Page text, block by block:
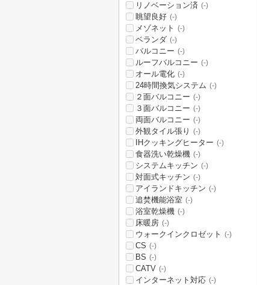
リノベーション済 (-)
眺望良好 (-)
メゾネット (-)
ベランダ (-)
バルコニー (-)
ルーフバルコニー (-)
オール電化 (-)
24時間換気システム (-)
２面バルコニー (-)
３面バルコニー (-)
両面バルコニー (-)
外観タイル張り (-)
IHクッキングヒーター (-)
食器洗い乾燥機 (-)
システムキッチン (-)
対面式キッチン (-)
アイランドキッチン (-)
追焚機能浴室 (-)
浴室乾燥機 (-)
床暖房 (-)
ウォークインクロゼット (-)
CS (-)
BS (-)
CATV (-)
インターネット対応 (-)